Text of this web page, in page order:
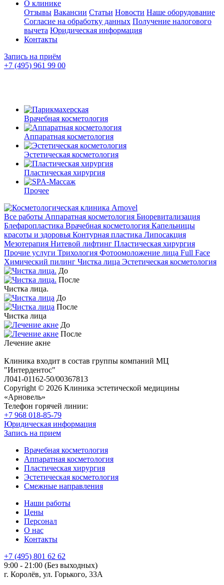
О клинике
Отзывы Вакансии Статьи Новости Наше оборудование
Согласие на обработку данных Получение налогового
вычета Юридическая информация
Контакты
Запись на приём
+7 (495) 961 99 00
Врачебная косметология
Аппаратная косметология
Эстетическая косметология
Пластическая хирургия
Прочее
Все работы Аппаратная косметология Биоревитализация
Блефаропластика Врачебная косметология Капельницы
красоты и здоровья Контурная пластика Липосакция
Мезотерапия Нитевой лифтинг Пластическая хирургия
Прочие услуги Трихология Фотоомоложение лица Full Face
Химический пилинг Чистка лица Эстетическая косметология
До
После
Чистка лица.
До
После
Чистка лица
До
После
Лечение акне
Клиника входит в состав группы компаний МЦ
"Интердентос"
Л041-01162-50/00367813
Copyright © 2026 Клиника эстетической медицины
«Арновель»
Телефон горячей линии:
+7 968 018-85-79
Юридическая информация
Запись на прием
Врачебная косметология
Аппаратная косметология
Пластическая хирургия
Эстетическая косметология
Смежные направления
Наши работы
Цены
Персонал
О нас
Контакты
+7 (495) 801 62 62
9:00 - 21:00 (Без выходных)
г. Королёв, ул. Горького, 33А